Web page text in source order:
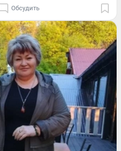
Обсудить